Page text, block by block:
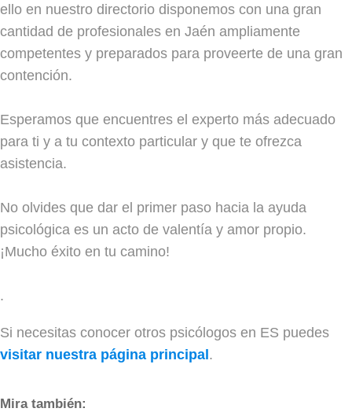
ello en nuestro directorio disponemos con una gran
cantidad de profesionales en Jaén ampliamente
competentes y preparados para proveerte de una gran
contención.
Esperamos que encuentres el experto más adecuado
para ti y a tu contexto particular y que te ofrezca
asistencia.
No olvides que dar el primer paso hacia la ayuda
psicológica es un acto de valentía y amor propio.
¡Mucho éxito en tu camino!
.
Si necesitas conocer otros psicólogos en ES puedes
visitar nuestra página principal.
Mira también: